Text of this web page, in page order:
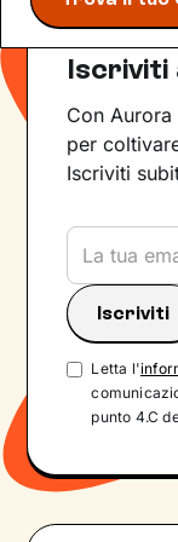
Iscriviti
Con
per
Iscriviti
Letta l'
punto 4.C